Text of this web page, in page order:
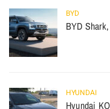
BYD
BYD
HYUNDAI
Hyundai